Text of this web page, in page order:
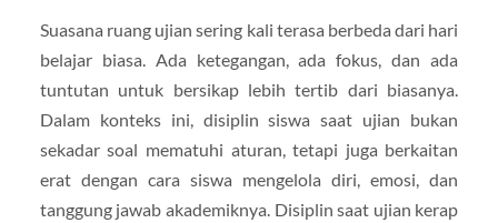
Suasana ruang ujian sering kali terasa berbeda dari hari
belajar biasa. Ada ketegangan, ada fokus, dan ada
tuntutan untuk bersikap lebih tertib dari biasanya.
Dalam konteks ini, disiplin siswa saat ujian bukan
sekadar soal mematuhi aturan, tetapi juga berkaitan
erat dengan cara siswa mengelola diri, emosi, dan
tanggung jawab akademiknya. Disiplin saat ujian kerap